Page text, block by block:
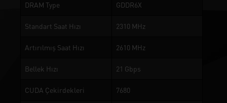
DRAM Type GDDR6X
Standart Saat Hızı 2310 MHz
Artırılmış Saat Hızı 2610 MHz
Bellek Hızı 21 Gbps
CUDA Çekirdekleri 7680